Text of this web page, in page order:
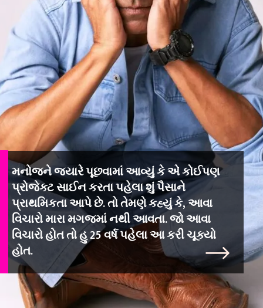
મનોજને જ્યારે પૂછવામાં આવ્યું કે એ કોઈપણ
પ્રોજેક્ટ સાઈન કરતા પહેલા શું પૈસાને
પ્રાથમિકતા આપે છે. તો તેમણે કહ્યું કે, આવા
વિચારો મારા મગજમાં નથી આવતા. જો આવા
વિચારો હોત તો હુ 25 વર્ષ પહેલા આ કરી ચૂક્યો
હોત.